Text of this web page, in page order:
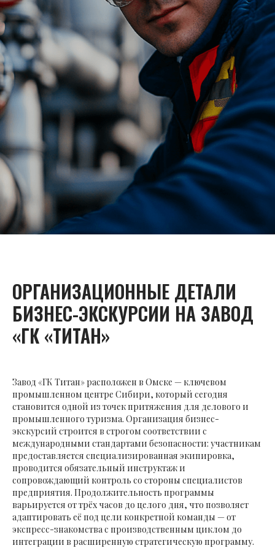
ОРГАНИЗАЦИОННЫЕ ДЕТАЛИ
БИЗНЕС-ЭКСКУРСИИ НА ЗАВОД
«ГК «ТИТАН»
Завод «ГК Титан» расположен в Омске — ключевом
промышленном центре Сибири, который сегодня
становится одной из точек притяжения для делового и
промышленного туризма. Организация бизнес-
экскурсий строится в строгом соответствии с
международными стандартами безопасности: участникам
предоставляется специализированная экипировка,
проводится обязательный инструктаж и
сопровождающий контроль со стороны специалистов
предприятия. Продолжительность программы
варьируется от трёх часов до целого дня, что позволяет
адаптировать её под цели конкретной команды — от
экспресс-знакомства с производственным циклом до
интеграции в расширенную стратегическую программу.